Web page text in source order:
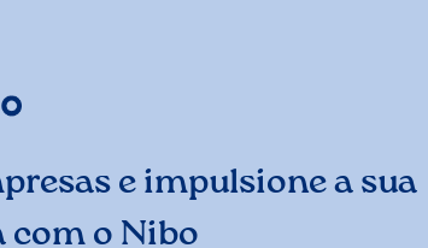
e impulsione a sua
com o Nibo